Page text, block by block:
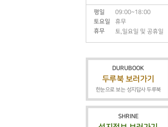
평일
09:00~18:00
토요일
휴무
휴무
토,일요일 및 공휴일
DURUBOOK
두루북 보러가기
한눈으로 보는 성지답사 두루북
SHRINE